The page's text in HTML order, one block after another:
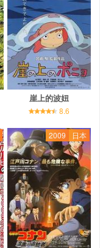
崖上的波妞
8.6
2009 日本